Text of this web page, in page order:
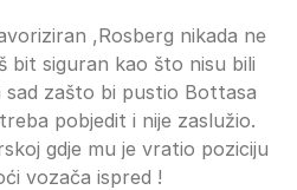
,Rosberg nikada ne
bit siguran kao što nisu bili
sad zašto bi pustio Bottasa
pobjedit i nije zaslužio.
gdje mu je vratio poziciju
vozača ispred !